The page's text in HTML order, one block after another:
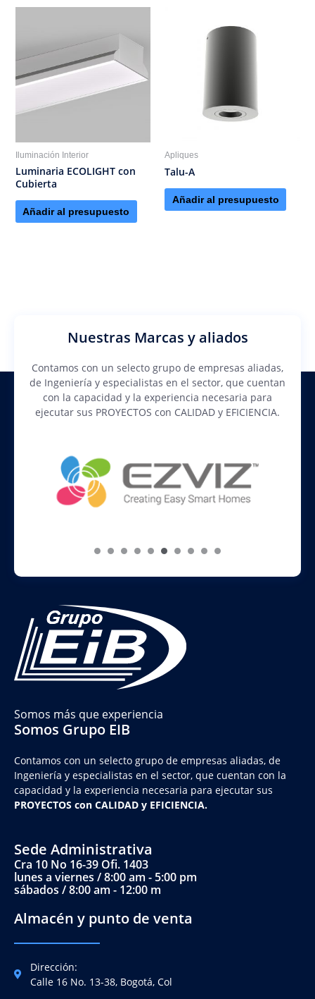
Iluminación Interior
Luminaria ECOLIGHT con
Cubierta
Añadir al presupuesto
Apliques
Talu-A
Añadir al presupuesto
Nuestras Marcas y aliados
Contamos con un selecto grupo de empresas aliadas,
de Ingeniería y especialistas en el sector, que cuentan
con la capacidad y la experiencia necesaria para
ejecutar sus PROYECTOS con CALIDAD y EFICIENCIA.
Somos más que experiencia
Somos Grupo EIB
Contamos con un selecto grupo de empresas aliadas, de
Ingeniería y especialistas en el sector, que cuentan con la
capacidad y la experiencia necesaria para ejecutar sus
PROYECTOS con CALIDAD y EFICIENCIA.
Sede Administrativa
Cra 10 No 16-39 Ofi. 1403
lunes a viernes / 8:00 am - 5:00 pm
sábados / 8:00 am - 12:00 m
Almacén y punto de venta
Dirección:
Calle 16 No. 13-38, Bogotá, Col